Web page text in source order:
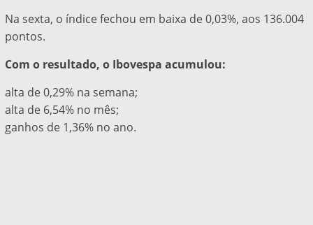
Na sexta, o índice fechou em baixa de 0,03%, aos 136.004
pontos.
Com o resultado, o Ibovespa acumulou:
alta de 0,29% na semana;
alta de 6,54% no mês;
ganhos de 1,36% no ano.